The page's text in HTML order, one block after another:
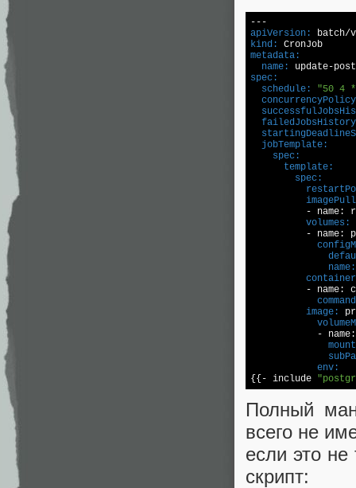
apiVersion:
kind:
metadata:
  name:
spec:
  schedule:
"50 4
  jobTemplate:
    spec:
      template:
        spec:
          volumes:
              name:
          image:
            env:
{{- include
Полный
всего не
если это
скрипт: